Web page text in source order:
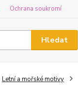
Ochrana soukromí
Hledat
Letní a mořské motivy